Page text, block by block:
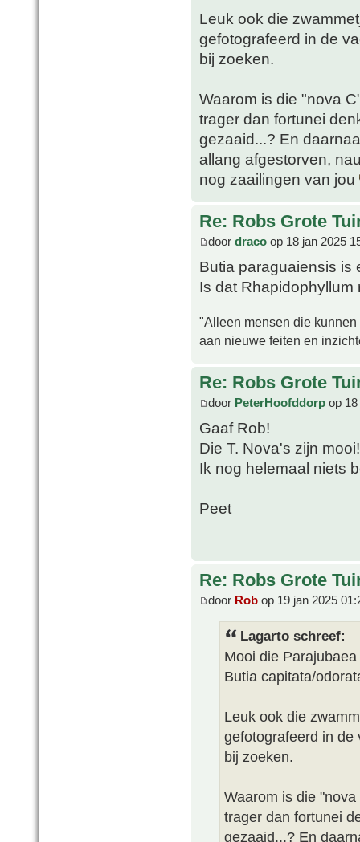
Leuk ook die
gefotografeerd in de
bij zoeken.
Waarom is die "nova
trager dan fortunei
gezaaid...? En
allang afgestorven,
nog zaailingen van jou
Re: Robs Grote
door draco op 18 jan 2025
Butia paraguaiensis is
Is dat
"Alleen mensen die
aan nieuwe feiten en
Re: Robs Grote
door PeterHoofddorp op
Gaaf Rob!
Die T. Nova's zijn
Ik nog helemaal niets
Peet
Re: Robs Grote
door Rob op 19 jan 2025
Lagarto schreef:
Mooi die
Butia capitata/
Leuk ook die
gefotografeerd in de
bij zoeken.
Waarom is die
trager dan fortunei
gezaaid...? En